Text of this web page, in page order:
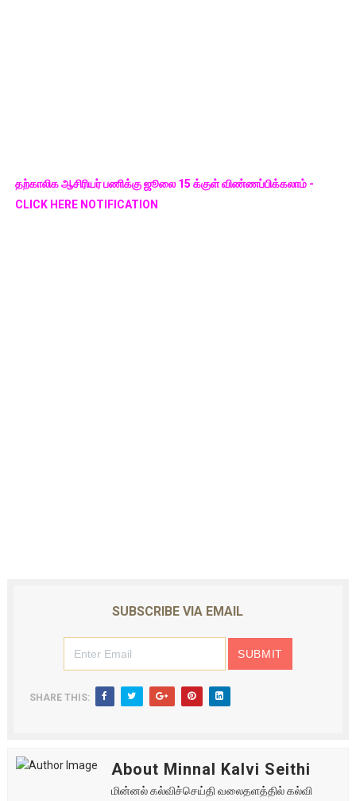
தற்காலிக ஆசிரியர் பணிக்கு ஜூலை 15 க்குள் விண்ணப்பிக்கலாம் -
CLICK HERE NOTIFICATION
SUBSCRIBE VIA EMAIL
SHARE THIS:
About Minnal Kalvi Seithi
மின்னல் கல்விச்செய்தி வலைதளத்தில் கல்வி